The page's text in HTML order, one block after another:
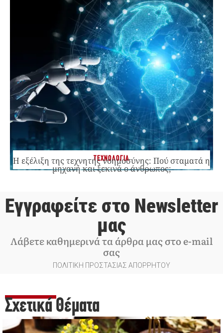
ΤΕΧΝΟΛΟΓΙΑ
Η εξέλιξη της τεχνητής νοημοσύνης: Πού σταματά η
μηχανή και ξεκινά ο άνθρωπος;
Εγγραφείτε στο Newsletter
μας
Λάβετε καθημερινά τα άρθρα μας στο e-mail
σας
ΠΟΛΙΤΙΚΗ ΠΡΟΣΤΑΣΙΑΣ ΑΠΟΡΡΗΤΟΥ
Σχετικά Θέματα